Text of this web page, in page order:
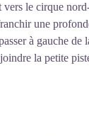
vers le cirque
une
à gauche de
la petite